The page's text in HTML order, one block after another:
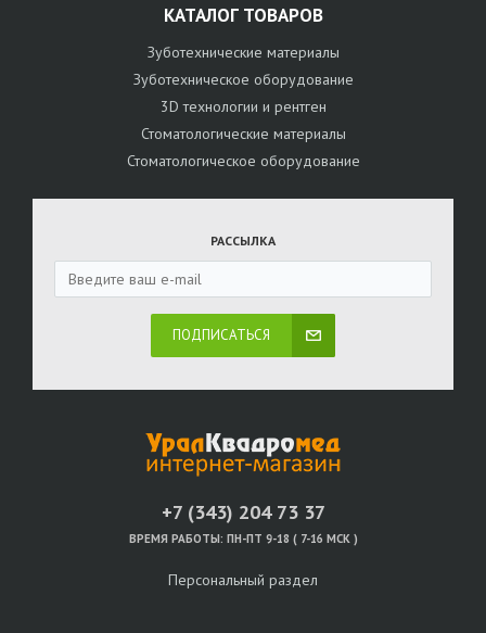
КАТАЛОГ ТОВАРОВ
Зуботехнические материалы
Зуботехническое оборудование
3D технологии и рентген
Стоматологические материалы
Стоматологическое оборудование
РАССЫЛКА
ПОДПИСАТЬСЯ
+7 (343) 204 73 37
ВРЕМЯ РАБОТЫ: ПН-ПТ 9-18 ( 7-16 МСК )
Персональный раздел